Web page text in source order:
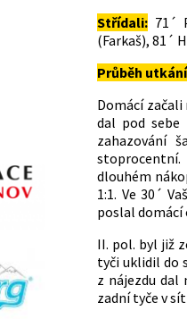
Střídali: 71´
(Farkaš), 81´
Průběh
Domácí začali
dal pod sebe
zahazování
dlouhém
1:1. Ve 30´
poslal domácí
II. pol. byl již
tyči uklidil do
z nájezdu dal
zadní tyče v